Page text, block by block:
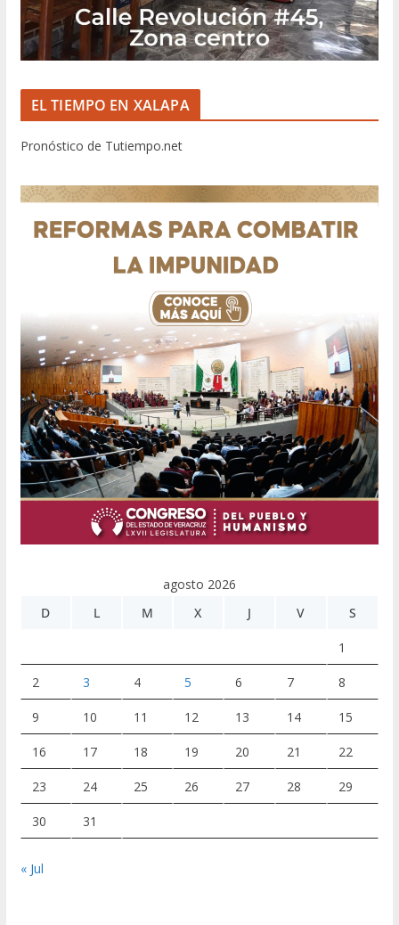
EL TIEMPO EN XALAPA
Pronóstico de Tutiempo.net
agosto 2026
D
L M X J V S
1
2 3 4 5 6 7 8
9 10 11 12 13 14 15
16 17 18 19 20 21 22
23 24 25 26 27 28 29
30 31
« Jul